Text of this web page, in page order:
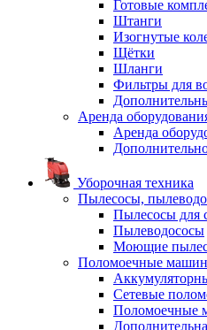
Готовые
Штанги
Изогнутые
Щётки
Шланги
Фильтры для
Аренда
Аренда
Уборочная техника
Пылесосы,
Пылесосы для
Пылеводососы
Моющие
Поломоечные
Сетевые
Поломоечные